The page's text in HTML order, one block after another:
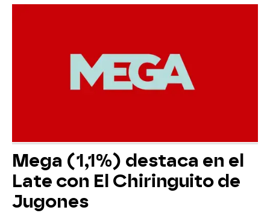
Mega (1,1%) destaca en el
Late con El Chiringuito de
Jugones